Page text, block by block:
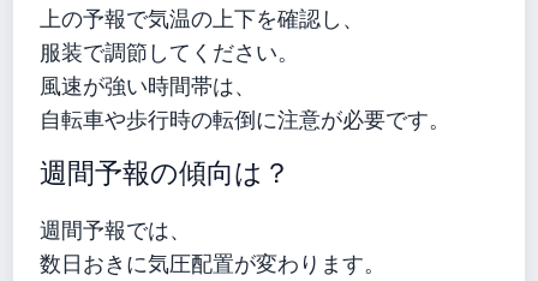
上の予報で気温の上下を確認し、
服装で調節してください。
風速が強い時間帯は、
自転車や歩行時の転倒に注意が必要です。
週間予報の傾向は？
週間予報では、
数日おきに気圧配置が変わります。